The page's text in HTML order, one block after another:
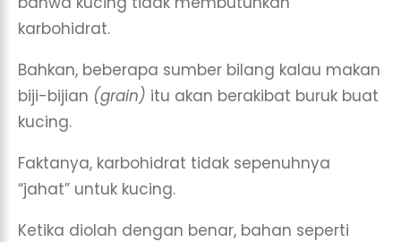
karbohidrat.
Bahkan, beberapa sumber bilang kalau makan
biji-bijian (grain) itu akan berakibat buruk buat
kucing.
Faktanya, karbohidrat tidak sepenuhnya
“jahat” untuk kucing.
Ketika diolah dengan benar, bahan seperti